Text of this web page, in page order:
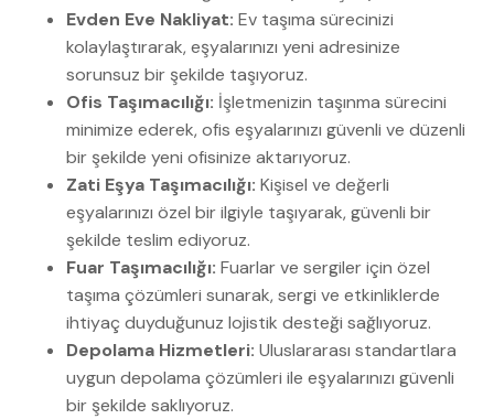
Evden Eve Nakliyat: Ev taşıma sürecinizi
kolaylaştırarak, eşyalarınızı yeni adresinize
sorunsuz bir şekilde taşıyoruz.
Ofis Taşımacılığı: İşletmenizin taşınma sürecini
minimize ederek, ofis eşyalarınızı güvenli ve düzenli
bir şekilde yeni ofisinize aktarıyoruz.
Zati Eşya Taşımacılığı: Kişisel ve değerli
eşyalarınızı özel bir ilgiyle taşıyarak, güvenli bir
şekilde teslim ediyoruz.
Fuar Taşımacılığı: Fuarlar ve sergiler için özel
taşıma çözümleri sunarak, sergi ve etkinliklerde
ihtiyaç duyduğunuz lojistik desteği sağlıyoruz.
Depolama Hizmetleri: Uluslararası standartlara
uygun depolama çözümleri ile eşyalarınızı güvenli
bir şekilde saklıyoruz.